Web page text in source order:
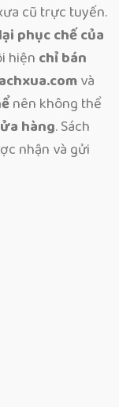
cũ trực tuyến.
phục chế của
hiện chỉ bán
và
nên không thể
hàng. Sách
nhận và gửi